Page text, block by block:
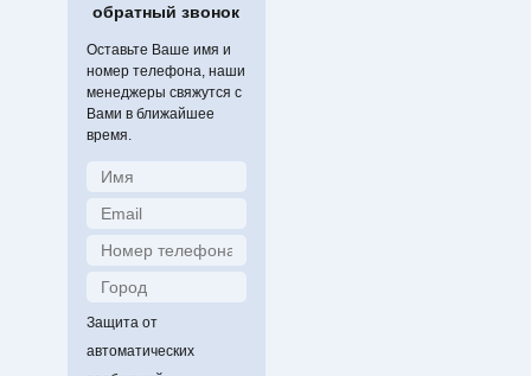
обратный звонок
Оставьте Ваше имя и
номер телефона, наши
менеджеры свяжутся с
Вами в ближайшее
время.
Защита от
автоматических